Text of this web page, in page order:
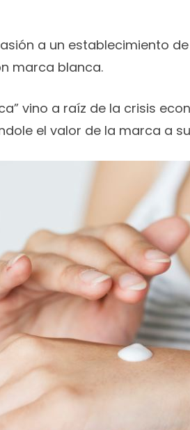
a un establecimiento
marca blanca.
vino a raíz de la crisis
el valor de la marca a